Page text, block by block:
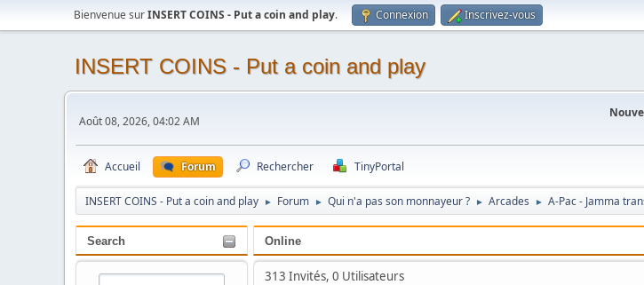
Bienvenue surINSERT COINS - Put a coin and play. Connexion Inscrivez-vous
INSERT COINS - Put a coin and play
Août 08, 2026, 04:02 AM
Accueil Forum Rechercher TinyPortal
INSERT COINS - Put a coin and play ► Forum ► Qui n'a pas son monnayeur ? ► Arcades ► A-Pac - Jamma
Search Online
313 Invités, 0 Utilisateurs